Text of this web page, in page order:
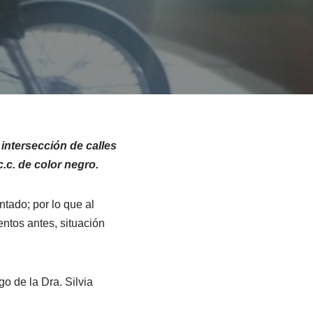
de calles
de color negro.
por lo que al
antes, situación
de la Dra. Silvia